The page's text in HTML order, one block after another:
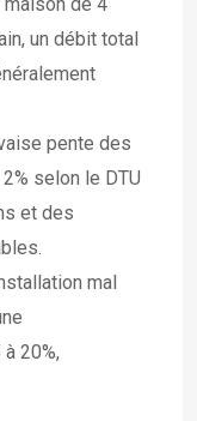
un débit total
pente des
selon le DTU
et des
mal
20%,